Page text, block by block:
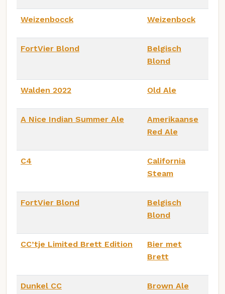
Weizenbocck Weizenbock
FortVier Blond
Belgisch
Blond
Walden 2022 Old Ale
A Nice Indian Summer Ale
Amerikaanse
Red Ale
C4
California
Steam
FortVier Blond
Belgisch
Blond
CC’tje Limited Brett Edition
Bier met
Brett
Dunkel CC Brown Ale